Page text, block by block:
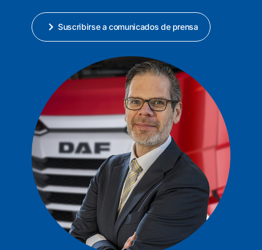
Suscribirse a comunicados de prensa